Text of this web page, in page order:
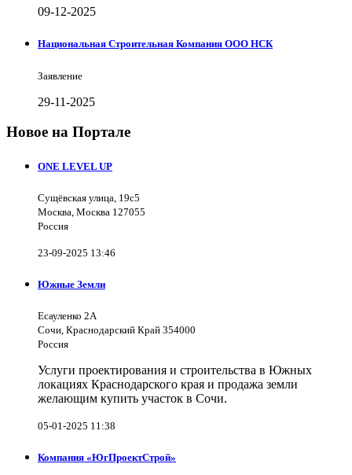
09-12-2025
Национальная Строительная Компания ООО НСК
Заявление
29-11-2025
Новое на Портале
ONE LEVEL UP
Сущёвская улица, 19с5
Москва, Москва 127055
Россия
23-09-2025 13:46
Южные Земли
Есауленко 2А
Сочи, Краснодарский Край 354000
Россия
Услуги проектирования и строительства в Южных
локациях Краснодарского края и продажа земли
желающим купить участок в Сочи.
05-01-2025 11:38
Компания «ЮгПроектСтрой»